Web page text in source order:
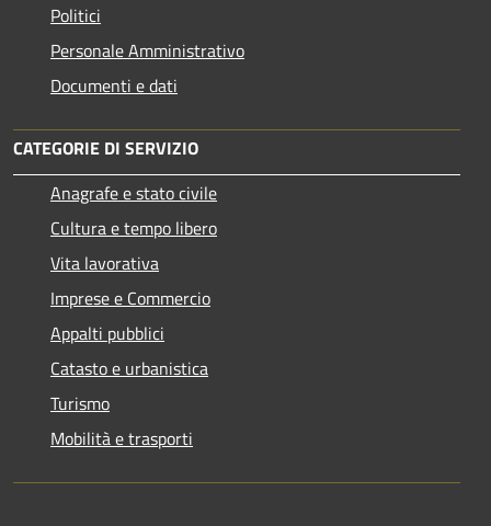
Politici
Personale Amministrativo
Documenti e dati
CATEGORIE DI SERVIZIO
Anagrafe e stato civile
Cultura e tempo libero
Vita lavorativa
Imprese e Commercio
Appalti pubblici
Catasto e urbanistica
Turismo
Mobilità e trasporti